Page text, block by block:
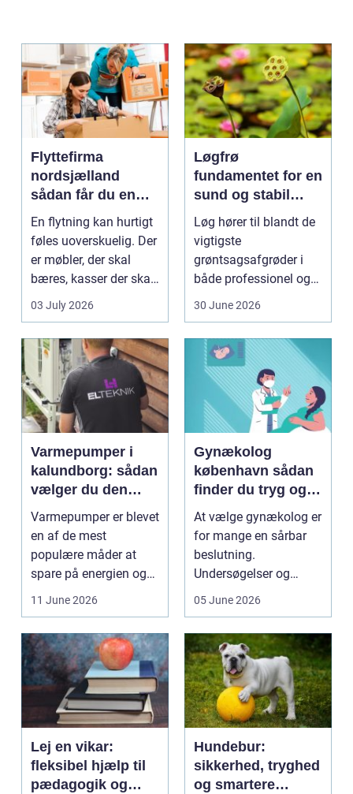
Flyttefirma
nordsjælland
sådan får du en
tryg og effektiv
flytning
En flytning kan hurtigt
føles uoverskuelig. Der
er møbler, der skal
bæres, kasser der skal
pakkes, o...
03 July 2026
Løgfrø
fundamentet for en
sund og stabil
løgavl
Løg hører til blandt de
vigtigste
grøntsagsafgrøder i
både professionel og
hobbybaseret
30 June 2026
Varmepumper i
kalundborg: sådan
vælger du den
rigtige løsning
Varmepumper er blevet
en af de mest
populære måder at
spare på energien og
få et bedre indeklima
11 June 2026
Gynækolog
københavn sådan
finder du tryg og
professionel hjælp
At vælge gynækolog er
for mange en sårbar
beslutning.
Undersøgelser og
behandlinger foregår i
05 June 2026
Lej en vikar:
fleksibel hjælp til
pædagogik og
Hundebur:
sikkerhed, tryghed
og smartere